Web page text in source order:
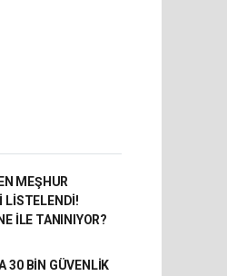
MEŞHUR
LİSTELENDİ!
İLE TANINIYOR?
30 BİN GÜVENLİK